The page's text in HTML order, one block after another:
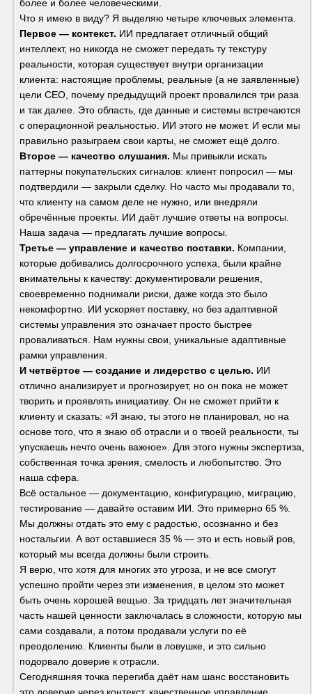
более и более человеческими.
Что я имею в виду? Я выделяю четыре ключевых элемента.
Первое — контекст. ИИ предлагает отличный общий
интеллект, но никогда не сможет передать ту текстуру
реальности, которая существует внутри организации
клиента: настоящие проблемы, реальные (а не заявленные)
цели CEO, почему предыдущий проект провалился три раза
и так далее. Это область, где данные и системы встречаются
с операционной реальностью. ИИ этого не может. И если мы
правильно разыграем свои карты, не сможет ещё долго.
Второе — качество слушания. Мы привыкли искать
паттерны покупательских сигналов: клиент попросил — мы
подтвердили — закрыли сделку. Но часто мы продавали то,
что клиенту на самом деле не нужно, или внедряли
обречённые проекты. ИИ даёт лучшие ответы на вопросы.
Наша задача — предлагать лучшие вопросы.
Третье — управление и качество поставки. Компании,
которые добивались долгосрочного успеха, были крайне
внимательны к качеству: документировали решения,
своевременно поднимали риски, даже когда это было
некомфортно. ИИ ускоряет поставку, но без адаптивной
системы управления это означает просто быстрее
проваливаться. Нам нужны свои, уникальные адаптивные
рамки управления.
И четвёртое — создание и лидерство с целью. ИИ
отлично анализирует и прогнозирует, но он пока не может
творить и проявлять инициативу. Он не сможет прийти к
клиенту и сказать: «Я знаю, ты этого не планировал, но на
основе того, что я знаю об отрасли и о твоей реальности, ты
упускаешь нечто очень важное». Для этого нужны экспертиза,
собственная точка зрения, смелость и любопытство. Это
наша сфера.
Всё остальное — документацию, конфигурацию, миграцию,
тестирование — давайте оставим ИИ. Это примерно 65 %.
Мы должны отдать это ему с радостью, осознанно и без
ностальгии. А вот оставшиеся 35 % — это и есть новый ров,
который мы всегда должны были строить.
Я верю, что хотя для многих это угроза, и не все смогут
успешно пройти через эти изменения, в целом это может
быть очень хорошей вещью. За тридцать лет значительная
часть нашей ценности заключалась в сложности, которую мы
сами создавали, а потом продавали услуги по её
преодолению. Клиенты были в ловушке, и это сильно
подорвало доверие к отрасли.
Сегодняшняя точка перегиба даёт нам шанс восстановить
это доверие через контекст, качественное управление,